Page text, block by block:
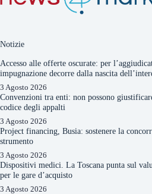
Notizie
Accesso alle offerte oscurate: per
impugnazione decorre dalla nascita
3 Agosto 2026
Convenzioni tra enti: non possono
codice degli appalti
3 Agosto 2026
Project financing, Busia: sostenere la
strumento
3 Agosto 2026
Dispositivi medici. La Toscana punta sul
per le gare d’acquisto
3 Agosto 2026